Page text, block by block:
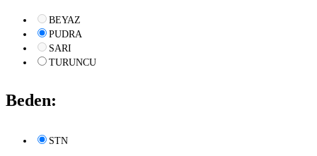
BEYAZ
PUDRA
SARI
TURUNCU
Beden:
STN